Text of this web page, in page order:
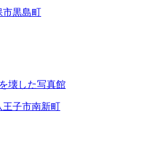
市黒島町
壊した写真館
王子市南新町